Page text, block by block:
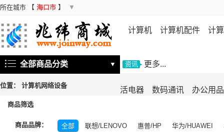
所在城市 【 海口市 】 ▼
计算机 计算机配件 计
机 存储设备
活电器 数码通讯 办公用品
全部商品分类 ▼ 资讯 更多...
位置： 计算机网络设备
商品筛选
商品品牌： 全部 联想/LENOVO 惠普/HP 华为/HUAWEI